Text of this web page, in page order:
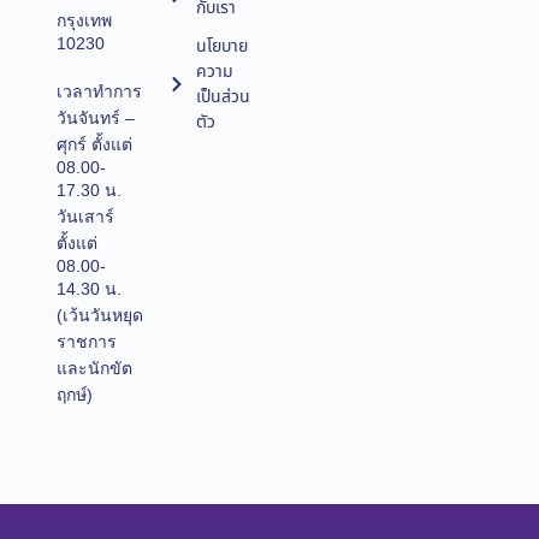
กรุงเทพ
10230
เวลาทำการ
วันจันทร์ –
ศุกร์ ตั้งแต่
08.00-
17.30 น.
วันเสาร์
ตั้งแต่
08.00-
14.30 น.
(เว้นวันหยุด
ราชการ
และนักขัต
ฤกษ์)
กับเรา
นโยบาย
ความ
เป็นส่วน
ตัว